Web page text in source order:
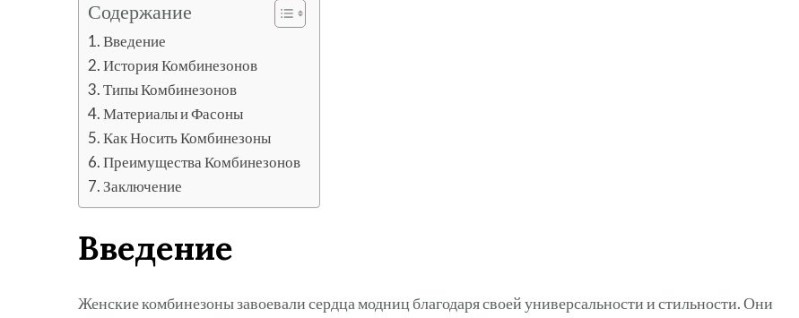
Содержание
Введение
История Комбинезонов
Типы Комбинезонов
Материалы и Фасоны
Как Носить Комбинезоны
Преимущества Комбинезонов
Заключение
Введение
Женские комбинезоны завоевали сердца модниц благодаря своей универсальности и стильности. Они